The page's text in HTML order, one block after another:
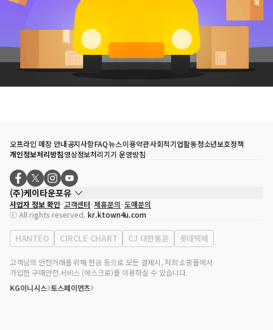
오프라인 매장 안내공지사항FAQ뉴스이용약관사회적기업활동청소년보호정책
개인정보처리방침영상정보처리기기 운영방침
(주)케이타운포유
대표자
송효민
사업자등록번호
120-87-71116
통신판매업 신고번호 제2011-서울강남-02223
대표전화
02-552-9855
사업자 정보 확인 고객센터 제휴문의 도매문의
ⓒ All rights reserved. kr.ktown4u.com
HANTEO CIRCLE CHART CJ 대한통운 롯데택배
고객님의 안전거래를 위해 현금 등으로 모든 결제시, 저희 쇼핑몰에서
가입한 구매안전 서비스 (에스크로)를 이용하실 수 있습니다.
KG이니시스 토스페이먼츠